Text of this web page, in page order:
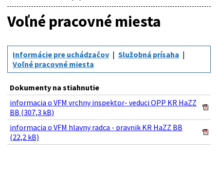
Voľné pracovné miesta
Informácie pre uchádzačov
Služobná prísaha
Voľné pracovné miesta
Dokumenty na stiahnutie
informacia o VFM vrchny inspektor- veduci OPP KR HaZZ
BB (307,3 kB)
informacia o VFM hlavny radca - pravnik KR HaZZ BB
(22,2 kB)